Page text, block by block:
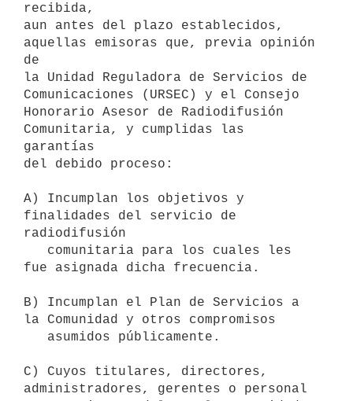
recibida,
aun antes del plazo establecidos,
aquellas emisoras que, previa opinión
de
la Unidad Reguladora de Servicios de
Comunicaciones (URSEC) y el Consejo
Honorario Asesor de Radiodifusión
Comunitaria, y cumplidas las
garantías
del debido proceso:
A) Incumplan los objetivos y
finalidades del servicio de
radiodifusión
fue asignada dicha frecuencia.
B) Incumplan el Plan de Servicios a
la Comunidad y otros compromisos
C) Cuyos titulares, directores,
administradores, gerentes o personal